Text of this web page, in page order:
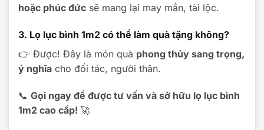
hoặc phúc đức sẽ mang lại may mắn, tài lộc.
3. Lọ lục bình 1m2 có thể làm quà tặng không?
👉 Được! Đây là món quà phong thủy sang trọng,
ý nghĩa cho đối tác, người thân.
📞 Gọi ngay để được tư vấn và sở hữu lọ lục bình
1m2 cao cấp! 🚀